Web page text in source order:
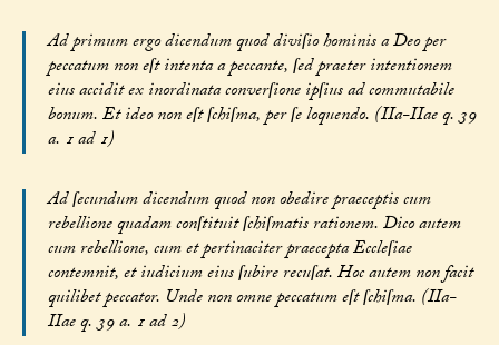
Ad primum ergo dicendum quod diviſio hominis a Deo per
peccatum non eſt intenta a peccante, ſed praeter intentionem
eius accidit ex inordinata converſione ipſius ad commutabile
bonum. Et ideo non eſt ſchiſma, per ſe loquendo. (IIa-IIae q. 39
a. 1 ad 1)
Ad ſecundum dicendum quod non obedire praeceptis cum
rebellione quadam conſtituit ſchiſmatis rationem. Dico autem
cum rebellione, cum et pertinaciter praecepta Eccleſiae
contemnit, et iudicium eius ſubire recuſat. Hoc autem non facit
quilibet peccator. Unde non omne peccatum eſt ſchiſma. (IIa-
IIae q. 39 a. 1 ad 2)